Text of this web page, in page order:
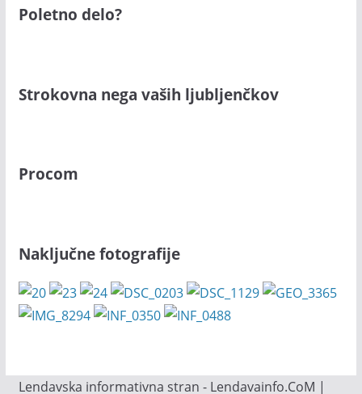
Poletno delo?
Strokovna nega vaših ljubljenčkov
Procom
Naključne fotografije
Lendavska informativna stran - Lendavainfo.CoM |